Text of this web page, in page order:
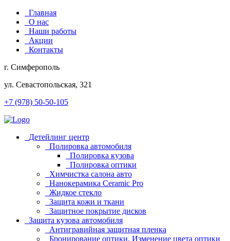
Главная
О нас
Наши работы
Акции
Контакты
г. Симферополь
ул. Севастопольская, 321
+7 (978) 50-50-105
Детейлинг центр
Полировка автомобиля
Полировка кузова
Полировка оптики
Химчистка салона авто
Нанокерамика Ceramic Pro
Жидкое стекло
Защита кожи и ткани
Защитное покрытие дисков
Защита кузова автомобиля
Антигравийная защитная пленка
Бронирование оптики. Изменение цвета оптики